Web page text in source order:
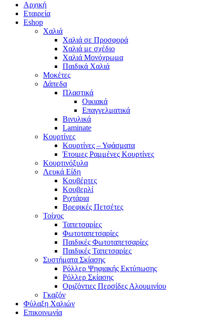
Αρχική
Εταιρεία
Eshop
Χαλιά
Χαλιά σε Προσφορά
Χαλιά με σχέδιο
Χαλιά Μονόχρωμα
Παιδικά Χαλιά
Μοκέτες
Δάπεδα
Πλαστικά
Οικιακά
Επαγγελματικά
Βινυλικά
Laminate
Κουρτίνες
Κουρτίνες – Υφάσματα
Έτοιμες Ραμμένες Κουρτίνες
Κουρτινόξυλα
Λευκά Είδη
Κουβέρτες
Κουβερλί
Ριχτάρια
Βρεφικές Πετσέτες
Τοίχος
Ταπετσαρίες
Φωτοταπετσαρίες
Παιδικές Φωτοταπετσαρίες
Παιδικές Ταπετσαρίες
Συστήματα Σκίασης
Ρόλλερ Ψηφιακής Εκτύπωσης
Ρόλλερ Σκίασης
Οριζόντιες Περσίδες Αλουμινίου
Γκαζόν
Φύλαξη Χαλιών
Επικοινωνία